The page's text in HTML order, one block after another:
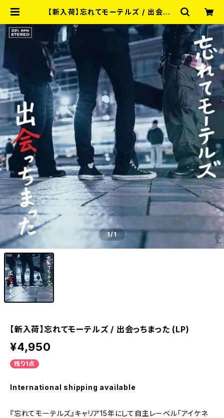
【新入荷】忘れてモーテルズ / 出会っち
ERY
1/1
【新入荷】忘れてモーテルズ / 出会っちまった (LP)
¥4,950
残り1点
International shipping available
『忘れてモーテルズ』キャリア15年にして自主レーベル「アイケネ